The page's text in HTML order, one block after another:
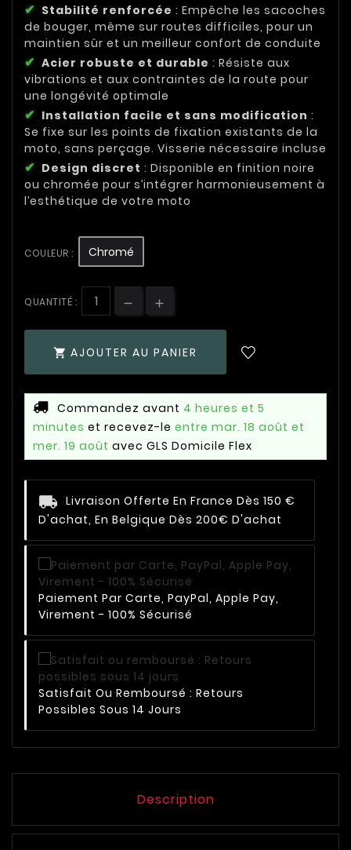
Stabilité renforcée : Empêche les sacoches
de bouger, même sur routes difficiles, pour un
maintien sûr et un meilleur confort de conduite
Acier robuste et durable : Résiste aux
vibrations et aux contraintes de la route pour
une longévité optimale
Installation facile et sans modification :
Se fixe sur les points de fixation existants de la
moto, sans perçage. Visserie nécessaire incluse
Design discret : Disponible en finition noire
ou chromée pour s’intégrer harmonieusement à
l’esthétique de votre moto
COULEUR : Chromé
QUANTITÉ :
 AJOUTER AU PANIER
Commandez avant 4 heures et 5
minutes et recevez-le entre mar. 18 août et
mer. 19 août avec GLS Domicile Flex
Livraison Offerte En France Dès 150 €
D'achat, En Belgique Dès 200€ D'achat
Paiement Par Carte, PayPal, Apple Pay,
Virement - 100% Sécurisé
Satisfait Ou Remboursé : Retours
Possibles Sous 14 Jours
Description